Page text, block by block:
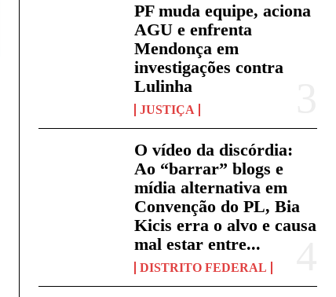
PF muda equipe, aciona
AGU e enfrenta
Mendonça em
investigações contra
Lulinha
JUSTIÇA
O vídeo da discórdia:
Ao “barrar” blogs e
mídia alternativa em
Convenção do PL, Bia
Kicis erra o alvo e causa
mal estar entre...
DISTRITO FEDERAL